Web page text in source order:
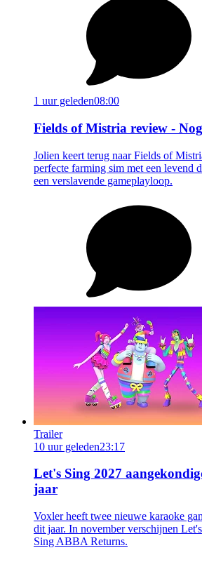
1 uur geleden08:00
Fields of Mistria review -
Jolien keert terug naar Fields of
perfecte farming sim met een levend
een verslavende gameplayloop.
Trailer
10 uur geleden23:17
Let's Sing 2027
jaar
Voxler heeft twee nieuwe karaoke
dit jaar. In november verschijnen
Sing ABBA Returns.